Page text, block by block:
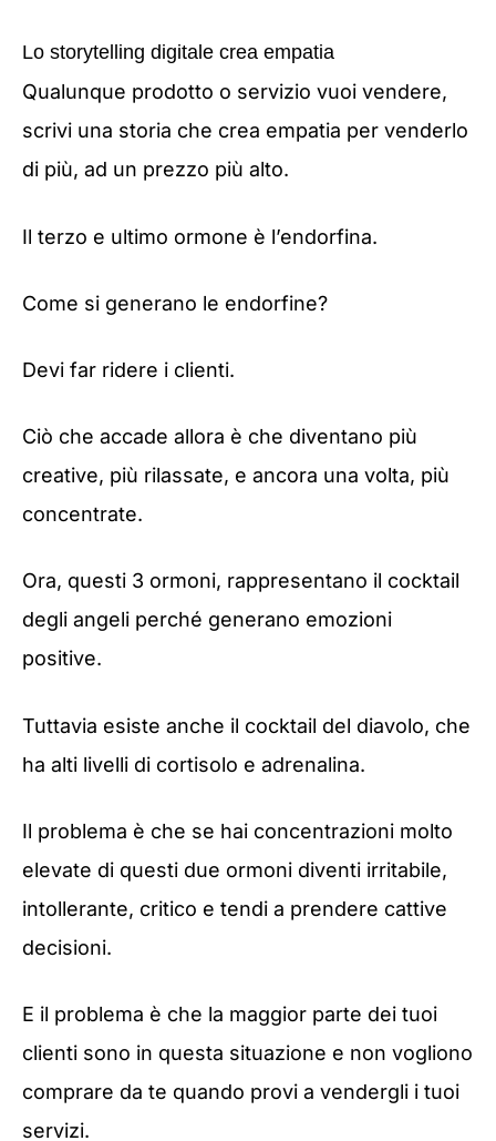
Lo storytelling digitale crea empatia
Qualunque prodotto o servizio vuoi vendere,
scrivi una storia che crea empatia per venderlo
di più, ad un prezzo più alto.
Il terzo e ultimo ormone è l’endorfina.
Come si generano le endorfine?
Devi far ridere i clienti.
Ciò che accade allora è che diventano più
creative, più rilassate, e ancora una volta, più
concentrate.
Ora, questi 3 ormoni, rappresentano il cocktail
degli angeli perché generano emozioni
positive.
Tuttavia esiste anche il cocktail del diavolo, che
ha alti livelli di cortisolo e adrenalina.
Il problema è che se hai concentrazioni molto
elevate di questi due ormoni diventi irritabile,
intollerante, critico e tendi a prendere cattive
decisioni.
E il problema è che la maggior parte dei tuoi
clienti sono in questa situazione e non vogliono
comprare da te quando provi a vendergli i tuoi
servizi.